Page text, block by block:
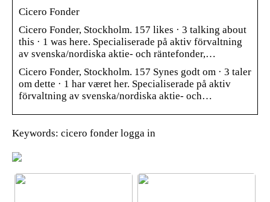
Cicero Fonder
Cicero Fonder, Stockholm. 157 likes · 3 talking about
this · 1 was here. Specialiserade på aktiv förvaltning
av svenska/nordiska aktie- och räntefonder,…
Cicero Fonder, Stockholm. 157 Synes godt om · 3 taler
om dette · 1 har været her. Specialiserade på aktiv
förvaltning av svenska/nordiska aktie- och…
Keywords: cicero fonder logga in